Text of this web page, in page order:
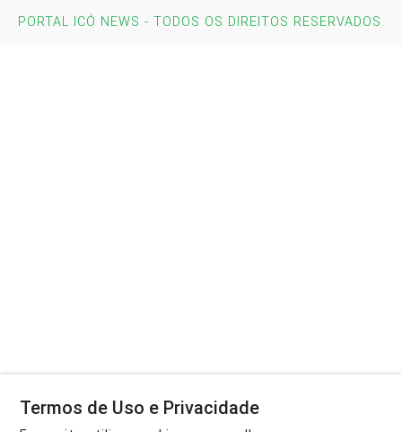
PORTAL ICÓ NEWS - TODOS OS DIREITOS RESERVADOS.
Termos de Uso e Privacidade